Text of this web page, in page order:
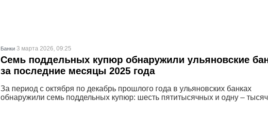
Банки 3 марта 2026, 09:25
Семь поддельных купюр обнаружили ульяновские
за последние месяцы 2025 года
За период с октября по декабрь прошлого года в ульяновских банках
обнаружили семь поддельных купюр: шесть пятитысячных и одну –